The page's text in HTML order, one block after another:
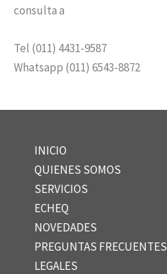
consulta a
Tel (011) 4431-9587
Whatsapp (011) 6543-8872
INICIO
QUIENES SOMOS
SERVICIOS
ECHEQ
NOVEDADES
PREGUNTAS FRECUENTES
LEGALES